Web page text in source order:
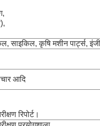
साइकिल, कृषि मशीन पार्ट्स,
आदि
रिपोर्ट।